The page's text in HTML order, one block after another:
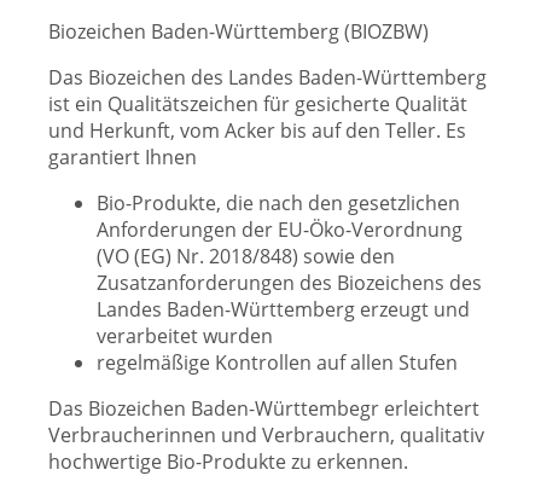
Biozeichen Baden-Württemberg (BIOZBW)
Das Biozeichen des Landes Baden-Württemberg
ist ein Qualitätszeichen für gesicherte Qualität
und Herkunft, vom Acker bis auf den Teller. Es
garantiert Ihnen
Bio-Produkte, die nach den gesetzlichen
Anforderungen der EU-Öko-Verordnung
(VO (EG) Nr. 2018/848) sowie den
Zusatzanforderungen des Biozeichens des
Landes Baden-Württemberg erzeugt und
verarbeitet wurden
regelmäßige Kontrollen auf allen Stufen
Das Biozeichen Baden-Württembegr erleichtert
Verbraucherinnen und Verbrauchern, qualitativ
hochwertige Bio-Produkte zu erkennen.